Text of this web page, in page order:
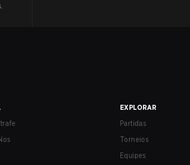
EXPLORAR
Partidas
Torneios
Equipes